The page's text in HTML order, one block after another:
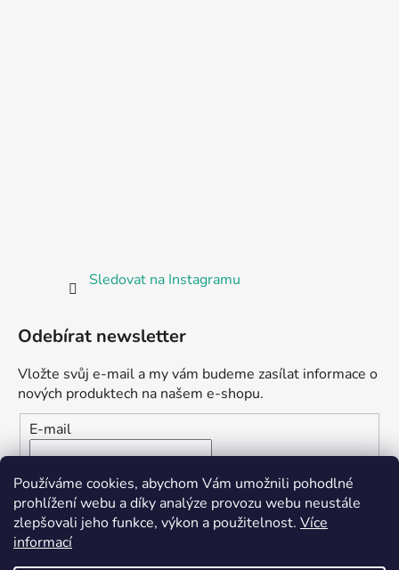
Používáme cookies, abychom Vám umožnili pohodlné
prohlížení webu a díky analýze provozu webu neustále
zlepšovali jeho funkce, výkon a použitelnost. Více
informací
Sledovat na Instagramu
Odebírat newsletter
Vložte svůj e-mail a my vám budeme zasílat informace o
nových produktech na našem e-shopu.
E-mail
Vložením e-mailu souhlasíte s
podmínkami ochrany
osobních údajů
PŘIHLÁSIT SE